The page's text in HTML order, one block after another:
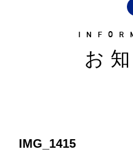
お
IMG_1415